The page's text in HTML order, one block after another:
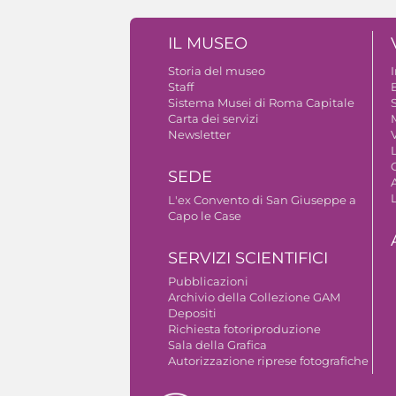
IL MUSEO
Storia del museo
Staff
Sistema Musei di Roma Capitale
Carta dei servizi
Newsletter
SEDE
L'ex Convento di San Giuseppe a
Capo le Case
SERVIZI SCIENTIFICI
Pubblicazioni
Archivio della Collezione GAM
Depositi
Richiesta fotoriproduzione
Sala della Grafica
Autorizzazione riprese fotografiche